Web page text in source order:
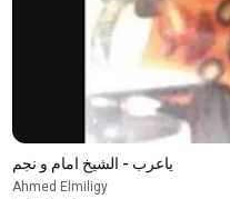
ياعرب - الشيخ امام و نجم
Ahmed Elmiligy